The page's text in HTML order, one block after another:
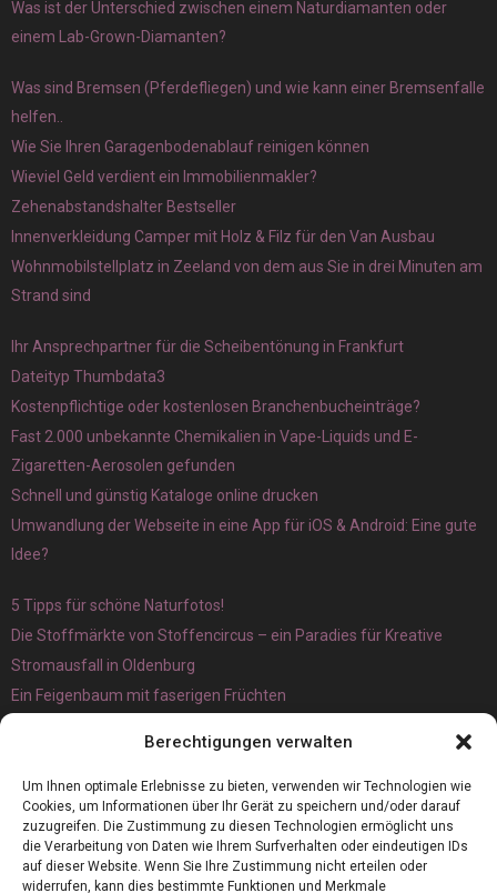
Berechtigungen verwalten
Um Ihnen optimale Erlebnisse zu bieten, verwenden wir Technologien wie
Cookies, um Informationen über Ihr Gerät zu speichern und/oder darauf
zuzugreifen. Die Zustimmung zu diesen Technologien ermöglicht uns
die Verarbeitung von Daten wie Ihrem Surfverhalten oder eindeutigen IDs
auf dieser Website. Wenn Sie Ihre Zustimmung nicht erteilen oder
widerrufen, kann dies bestimmte Funktionen und Merkmale
Was ist der Unterschied zwischen einem Naturdiamanten oder
einem Lab-Grown-Diamanten?
Was sind Bremsen (Pferdefliegen) und wie kann einer Bremsenfalle
helfen..
Wie Sie Ihren Garagenbodenablauf reinigen können
Wieviel Geld verdient ein Immobilienmakler?
Zehenabstandshalter Bestseller
Innenverkleidung Camper mit Holz & Filz für den Van Ausbau
Wohnmobilstellplatz in Zeeland von dem aus Sie in drei Minuten am
Strand sind
Ihr Ansprechpartner für die Scheibentönung in Frankfurt
Dateityp Thumbdata3
Kostenpflichtige oder kostenlosen Branchenbucheinträge?
Fast 2.000 unbekannte Chemikalien in Vape-Liquids und E-
Zigaretten-Aerosolen gefunden
Schnell und günstig Kataloge online drucken
Umwandlung der Webseite in eine App für iOS & Android: Eine gute
Idee?
5 Tipps für schöne Naturfotos!
Die Stoffmärkte von Stoffencircus – ein Paradies für Kreative
Stromausfall in Oldenburg
Ein Feigenbaum mit faserigen Früchten
Magnetangeln